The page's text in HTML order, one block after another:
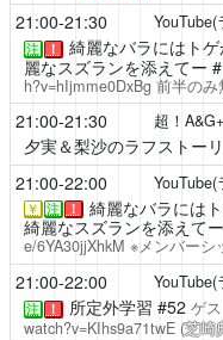
21:00-21:30
注 ！ 綺麗なバラにはトゲ
麗なスズランを添えてー
h?v=hIjmme0DxBg前半のみ
21:00-21:30 超！A&G+
夕実＆梨沙のラフストー
21:00-22:00
￥ 注 ！ 綺麗なバラには
綺麗なスズランを添えて
e/6YA30jjXhkM ※メンバーシ
21:00-22:00
注 ！ 所定外学習 #52 ゲ
watch?v=KIhs9a71twE (芝崎